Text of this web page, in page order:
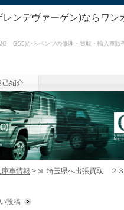
ンデヴァーゲン)ならワン
G55)からベンツの修理・買取・輸入車販
己紹介
庫車情報 >
埼玉県へ出張買取 ２
投稿